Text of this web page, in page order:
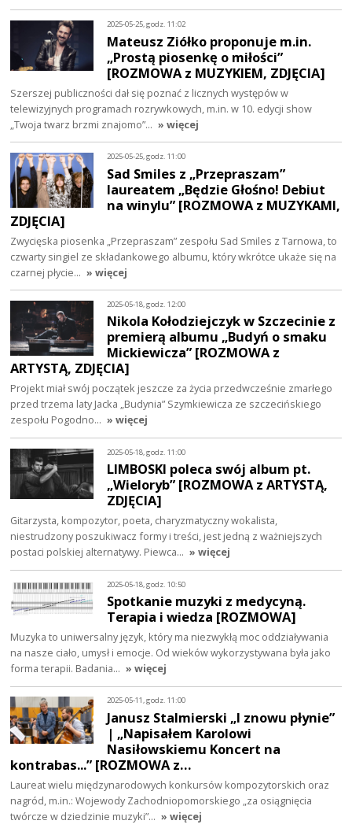
2025-05-25, godz. 11:02
Mateusz Ziółko proponuje m.in.
„Prostą piosenkę o miłości”
[ROZMOWA z MUZYKIEM, ZDJĘCIA]
Szerszej publiczności dał się poznać z licznych występów w
telewizyjnych programach rozrywkowych, m.in. w 10. edycji show
„Twoja twarz brzmi znajomo”… » więcej
2025-05-25, godz. 11:00
Sad Smiles z „Przepraszam”
laureatem „Będzie Głośno! Debiut
na winylu” [ROZMOWA z MUZYKAMI,
ZDJĘCIA]
Zwycięska piosenka „Przepraszam” zespołu Sad Smiles z Tarnowa, to
czwarty singiel ze składankowego albumu, który wkrótce ukaże się na
czarnej płycie… » więcej
2025-05-18, godz. 12:00
Nikola Kołodziejczyk w Szczecinie z
premierą albumu „Budyń o smaku
Mickiewicza” [ROZMOWA z
ARTYSTĄ, ZDJĘCIA]
Projekt miał swój początek jeszcze za życia przedwcześnie zmarłego
przed trzema laty Jacka „Budynia” Szymkiewicza ze szczecińskiego
zespołu Pogodno… » więcej
2025-05-18, godz. 11:00
LIMBOSKI poleca swój album pt.
„Wieloryb” [ROZMOWA z ARTYSTĄ,
ZDJĘCIA]
Gitarzysta, kompozytor, poeta, charyzmatyczny wokalista,
niestrudzony poszukiwacz formy i treści, jest jedną z ważniejszych
postaci polskiej alternatywy. Piewca… » więcej
2025-05-18, godz. 10:50
Spotkanie muzyki z medycyną.
Terapia i wiedza [ROZMOWA]
Muzyka to uniwersalny język, który ma niezwykłą moc oddziaływania
na nasze ciało, umysł i emocje. Od wieków wykorzystywana była jako
forma terapii. Badania… » więcej
2025-05-11, godz. 11:00
Janusz Stalmierski „I znowu płynie”
| „Napisałem Karolowi
Nasiłowskiemu Koncert na
kontrabas...” [ROZMOWA z…
Laureat wielu międzynarodowych konkursów kompozytorskich oraz
nagród, m.in.: Wojewody Zachodniopomorskiego „za osiągnięcia
twórcze w dziedzinie muzyki”… » więcej